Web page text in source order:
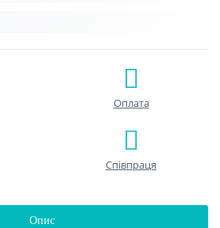
Оплата
Співпраця
Опис